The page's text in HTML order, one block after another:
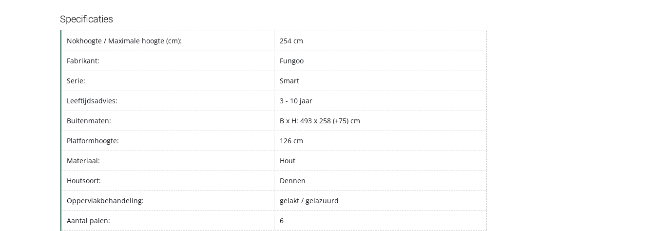
Specificaties
Nokhoogte / Maximale hoogte (cm): 254 cm
Fabrikant: Fungoo
Serie: Smart
Leeftijdsadvies: 3 - 10 jaar
Buitenmaten: B x H: 493 x 258 (+75) cm
Platformhoogte: 126 cm
Materiaal: Hout
Houtsoort: Dennen
Oppervlakbehandeling: gelakt / gelazuurd
Aantal palen: 6